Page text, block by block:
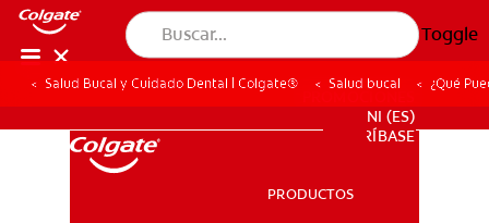
Toggle
NI (ES)
SUSCRÍBASE
PRODUCTOS
Salud Bucal y Cuidado Dental | Colgate® Salud bucal ¿Qué